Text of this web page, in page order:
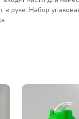
в руке. Набор